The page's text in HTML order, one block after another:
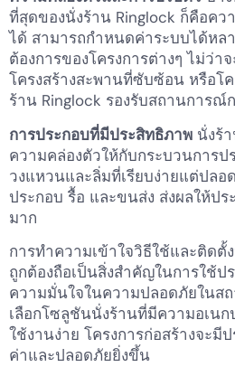
ที่สุดของนั่งร้าน Ringlock ก็คือคว
ได้ สามารถกำหนดค่าระบบได้หล
ต้องการของโครงการต่างๆ ไม่ว่า
โครงสร้างสะพานที่ซับซ้อน หรือโ
ร้าน Ringlock รองรับสถานการณ์
การประกอบที่มีประสิทธิภาพ นั่งร้
ความคล่องตัวให้กับกระบวนการป
วงแหวนและลิ่มที่เรียบง่ายแต่ปลอ
ประกอบ รื้อ และขนส่ง ส่งผลให้ปร
มาก
การทำความเข้าใจวิธีใช้และติดตั้
ถูกต้องถือเป็นสิ่งสำคัญในการใช้ป
ความมั่นใจในความปลอดภัยในส
เลือกโซลูชันนั่งร้านที่มีความอเนก
ใช้งานง่าย โครงการก่อสร้างจะ
ค่าและปลอดภัยยิ่งขึ้น